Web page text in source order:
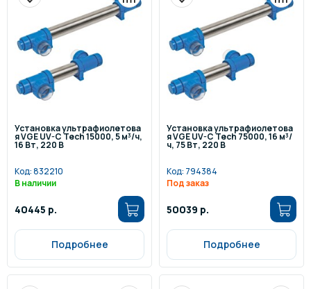
Установка ультрафиолетова
я VGE UV-C Tech 15000, 5 м³/ч,
16 Вт, 220 В
Код:832210
В наличии
40445 р.
Подробнее
Установка ультрафиолетова
я VGE UV-C Tech 75000, 16 м³/
ч, 75 Вт, 220 В
Код: 794384
Под заказ
50039 р.
Подробнее